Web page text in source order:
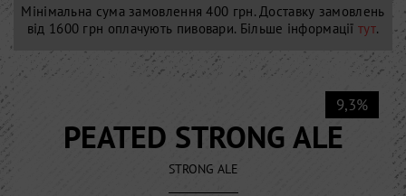
Мінімальна сума замовлення 400 грн. Доставку замовлень
від 1600 грн оплачують пивовари. Більше інформаціїтут.
PEATED STRONG ALE
9,3%
STRONG ALE